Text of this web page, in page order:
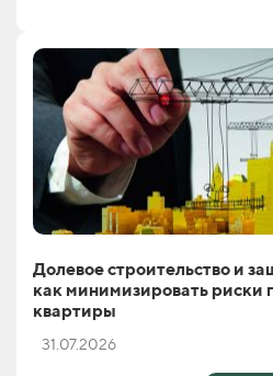
Долевое строительство и
как минимизировать риски
квартиры
31.07.2026